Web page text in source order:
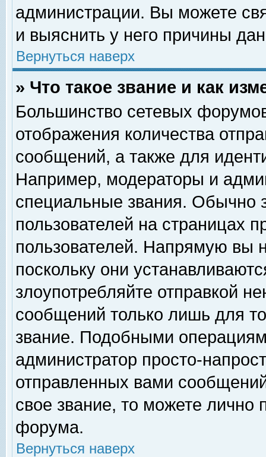
администрации. Вы можете
и выяснить у него причины
Вернуться наверх
» Что такое звание и как
Большинство сетевых
отображения количества
сообщений, а также для
Например, модераторы и
специальные звания. Обычно
пользователей на страницах
пользователей. Напрямую вы
поскольку они
злоупотребляйте отправкой
сообщений только лишь для
звание. Подобными
администратор просто-
отправленных вами
свое звание, то можете лично
форума.
Вернуться наверх